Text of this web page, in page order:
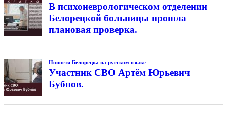
В психоневрологическом отделении
Белорецкой больницы прошла
плановая проверка.
Новости Белорецка на русском языке
Участник СВО Артём Юрьевич
Бубнов.